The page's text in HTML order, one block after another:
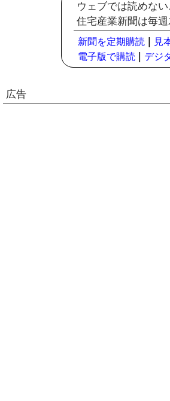
ウェブでは読めな
住宅産業新聞は毎週
新聞を定期購読
見
電子版で購読
デジ
広告